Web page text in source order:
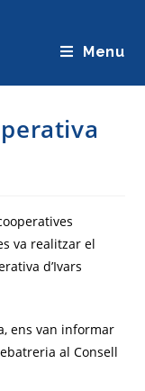
Menu
va realitzar el
d’Ivars
ens van informar
al Consell